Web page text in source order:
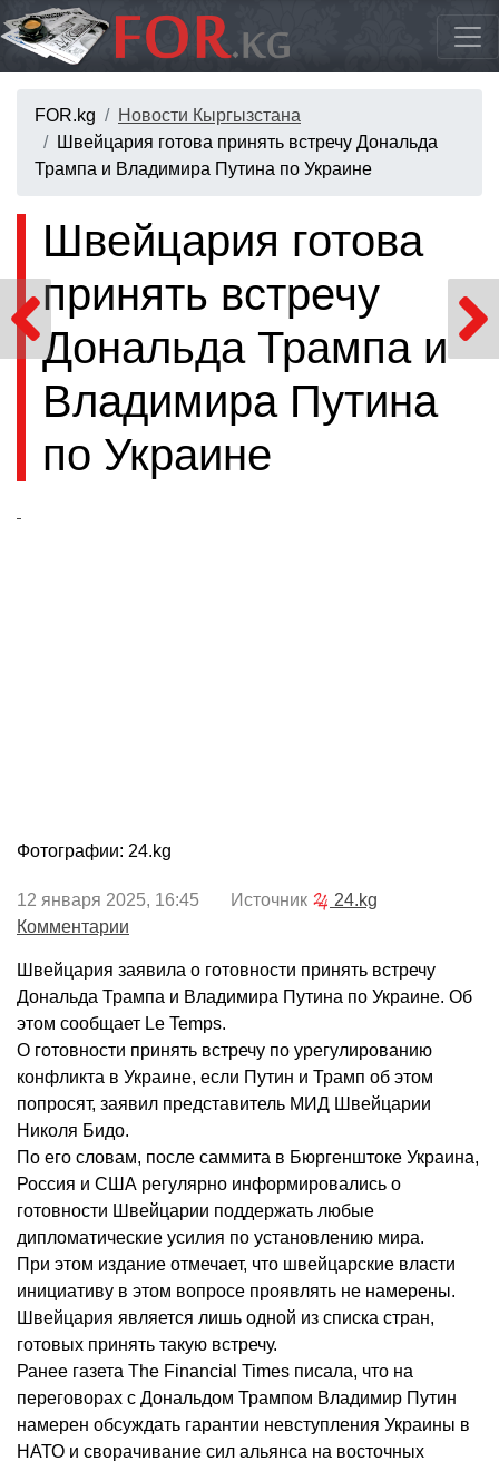
FOR.kg
Новости Кыргызстана
Швейцария готова принять встречу Дональда
Трампа и Владимира Путина по Украине
Швейцария готова
принять встречу
Дональда Трампа и
Владимира Путина
по Украине
Фотографии: 24.kg
12 января 2025, 16:45 Источник
24.kg
Комментарии
Швейцария заявила о готовности принять встречу
Дональда Трампа и Владимира Путина по Украине. Об
этом сообщает Le Temps.
О готовности принять встречу по урегулированию
конфликта в Украине, если Путин и Трамп об этом
попросят, заявил представитель МИД Швейцарии
Николя Бидо.
По его словам, после саммита в Бюргенштоке Украина,
Россия и США регулярно информировались о
готовности Швейцарии поддержать любые
дипломатические усилия по установлению мира.
При этом издание отмечает, что швейцарские власти
инициативу в этом вопросе проявлять не намерены.
Швейцария является лишь одной из списка стран,
готовых принять такую встречу.
Ранее газета The Financial Times писала, что на
переговорах с Дональдом Трампом Владимир Путин
намерен обсуждать гарантии невступления Украины в
НАТО и сворачивание сил альянса на восточных